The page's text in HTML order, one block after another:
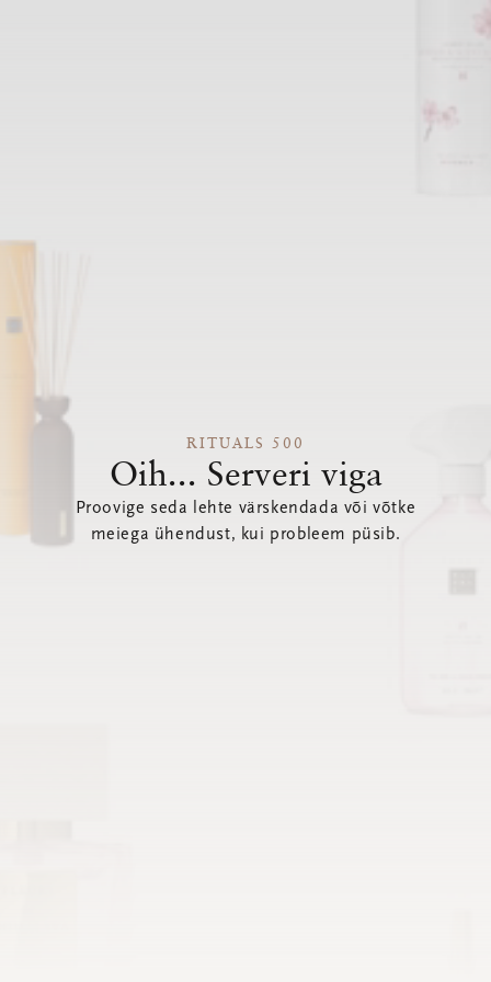
RITUALS 500
Oih... Serveri viga
Proovige seda lehte värskendada või võtke
meiega ühendust, kui probleem püsib.